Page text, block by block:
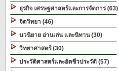
ธุรกิจ เศรษฐศาสตร์และการจัดการ (63)
จิตวิทยา (46)
นวนิยาย อ่านเล่น และนิทาน (30)
วิทยาศาสตร์ (30)
ประวัติศาสตร์และอัตชีวประวัติ (57)